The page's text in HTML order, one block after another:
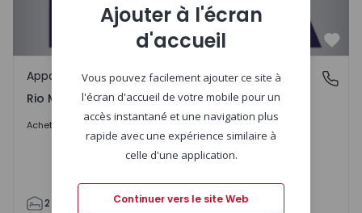
Rio Meão, Aveiro
Appartement
Rio Meão, Aveiro
Acheter 165.000 €
2 103 1 3
Ajouter à l'écran
d'accueil
Vous pouvez facilement ajouter ce site à
l'écran d'accueil de votre mobile pour un
accès instantané et une navigation plus
rapide avec une expérience similaire à
celle d'une application.
Continuer vers le site Web